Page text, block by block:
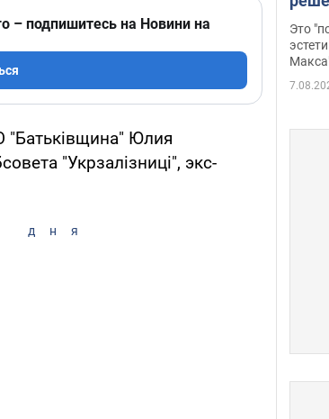
– подпишитесь на Новини на
"Батьківщина" Юлия
"Укрзалізниці", экс-
дня
Это